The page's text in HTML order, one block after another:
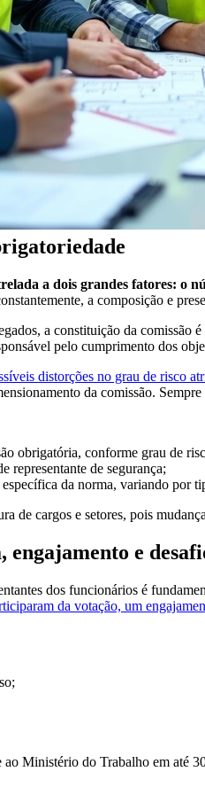
a dois grandes fatores: o
a composição e
a constituição da
pelo cumprimento dos
distorções no grau de risco
da comissão.
obrigatória, conforme grau de
representante de segurança;
da norma, variando por
de cargos e setores, pois
e
dos funcionários é
da votação, um
Ministério do Trabalho em até